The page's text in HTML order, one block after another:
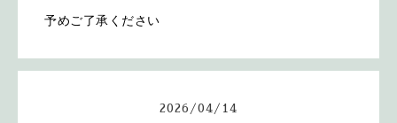
予めご了承ください
2026 /04 / 14